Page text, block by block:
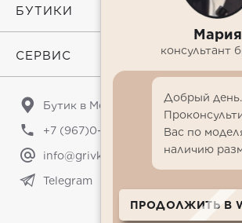
БУТИКИ
СЕРВИС
Бутик в Москве: Пушкарев
+7 (967)0-273-273
info@grivko.com
Telegram
Мария
консультант
Добрый день.
Вас по
наличию
ПРОДОЛЖИТЬ В